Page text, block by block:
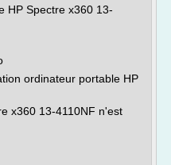
HP Spectre x360 13-
ordinateur portable HP
x360 13-4110NF n'est